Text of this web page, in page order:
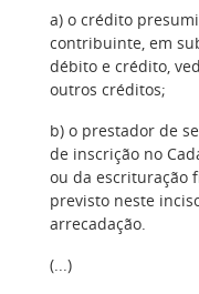
a) o crédito
contribuinte, em
débito e crédito,
outros créditos;
b) o prestador de
de inscrição no
ou da escrituração
previsto neste
arrecadação.
(...)